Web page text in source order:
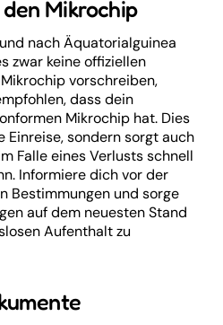
Mikrochip
nach Äquatorialguinea
zwar keine offiziellen
vorschreiben,
dass dein
Mikrochip hat. Dies
sondern sorgt auch
Falle eines Verlusts schnell
Informiere dich vor der
Bestimmungen und sorge
auf dem neuesten Stand
Aufenthalt zu